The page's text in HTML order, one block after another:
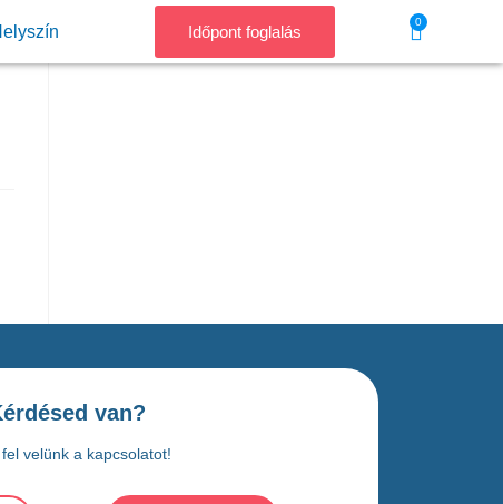
Időpont foglalás
0
van?
velünk a kapcsolatot!